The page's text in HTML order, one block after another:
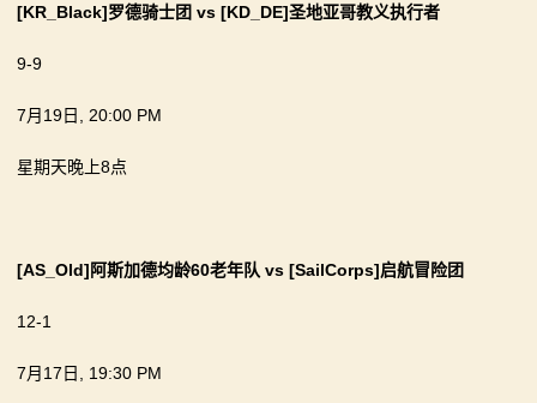
[KR_Black]罗德骑士团 vs [KD_DE]圣地亚哥教义执行者
9-9
7月19日, 20:00 PM
星期天晚上8点
[AS_Old]阿斯加德均龄60老年队 vs [SailCorps]启航冒险团
12-1
7月17日, 19:30 PM